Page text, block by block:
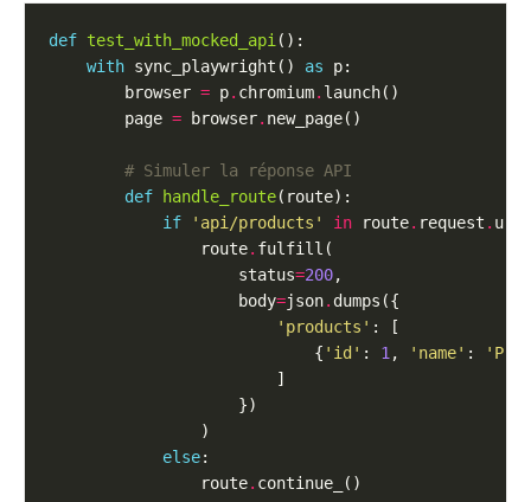
def test_with_mocked_api
with sync_playwright() as
        browser
= p. chromium.
        page
= browser.
# Simuler la réponse API
def
handle_route
if
'api/products' in route. request .
                route
.
                    status
=200
                    body
=json.
'products'
                            {
'id' : 1, 'name' :
else
                route
.